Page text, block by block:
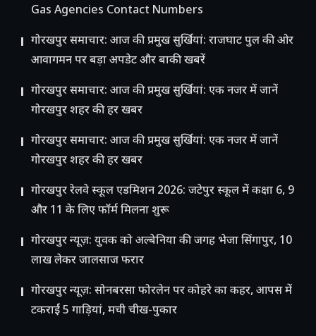
Gas Agencies Contact Numbers
गोरखपुर समाचार: आज की प्रमुख सुर्खियां: राजघाट पुल की ओर
आवागमन पर बड़ा अपडेट और बाकी खबरें
गोरखपुर समाचार: आज की प्रमुख सुर्खियां: एक नजर में जानें
गोरखपुर शहर की हर खबर
गोरखपुर समाचार: आज की प्रमुख सुर्खियां: एक नजर में जानें
गोरखपुर शहर की हर खबर
गोरखपुर रेलवे स्कूल एडमिशन 2026: जटेपुर स्कूल में कक्षा 6, 9
और 11 के लिए फॉर्म मिलना शुरू
गोरखपुर न्यूज़: युवक को अल्बेनिया की जगह भेजा सिंगापुर, 10
लाख लेकर जालसाज फरार
गोरखपुर न्यूज़: सोनबरसा फोरलेन पर कोहरे का कहर, आपस में
टकराईं 5 गाड़ियां, मची चीख-पुकार